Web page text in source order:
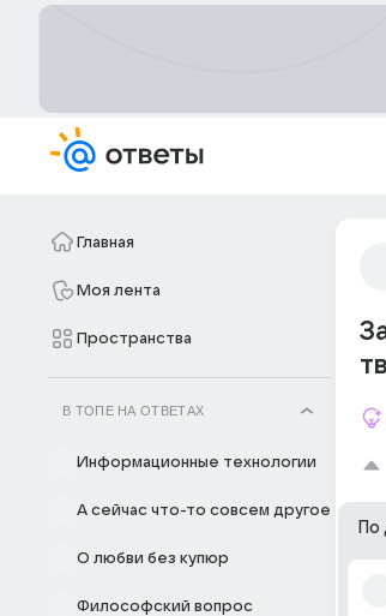
Главная
Моя лента
Пространства
В ТОПЕ НА ОТВЕТАХ
Информационные технологии
А сейчас что-то совсем другое
О любви без купюр
Философский вопрос
По